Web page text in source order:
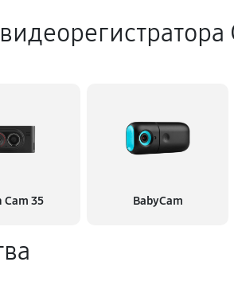
Cam 35 BabyCam